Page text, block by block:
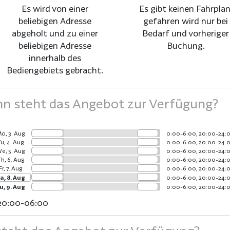
Es wird von einer
beliebigen Adresse
abgeholt und zu einer
beliebigen Adresse
innerhalb des
Bediengebiets gebracht.
Es gibt keinen
gefahren wird nur bei
Bedarf und vorheriger
Buchung.
steht das Angebot zur Verfügung?
3. Aug
0:00-6:00, 20:00-
4. Aug
0:00-6:00, 20:00-
5. Aug
0:00-6:00, 20:00-
6. Aug
0:00-6:00, 20:00-
7. Aug
0:00-6:00, 20:00-
8. Aug
0:00-6:00, 20:00-
9. Aug
0:00-6:00, 20:00-
06:00